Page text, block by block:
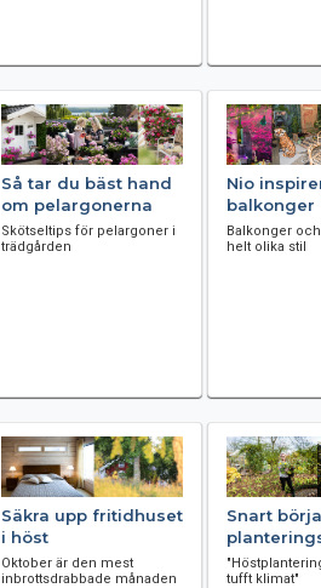
Så tar du bäst hand
om pelargonerna
Skötseltips för pelargoner i
trädgården
Nio
balkonger
Balkonger
helt olika stil
Säkra upp fritidhuset
i höst
Oktober är den mest
inbrottsdrabbade månaden
Snart
tufft klimat"